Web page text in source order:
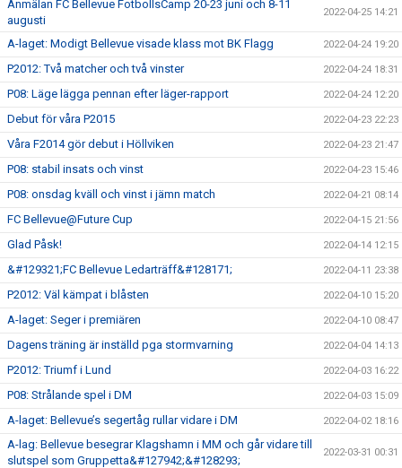
Anmälan FC Bellevue FotbollsCamp 20-23 juni och 8-11
augusti
2022-04-25 14:21
A-laget: Modigt Bellevue visade klass mot BK Flagg 2022-04-24 19:20
P2012: Två matcher och två vinster 2022-04-24 18:31
P08: Läge lägga pennan efter läger-rapport 2022-04-24 12:20
Debut för våra P2015 2022-04-23 22:23
Våra F2014 gör debut i Höllviken 2022-04-23 21:47
P08: stabil insats och vinst 2022-04-23 15:46
P08: onsdag kväll och vinst i jämn match 2022-04-21 08:14
FC Bellevue@Future Cup 2022-04-15 21:56
Glad Påsk! 2022-04-14 12:15
&#129321;FC Bellevue Ledarträff&#128171; 2022-04-11 23:38
P2012: Väl kämpat i blåsten 2022-04-10 15:20
A-laget: Seger i premiären 2022-04-10 08:47
Dagens träning är inställd pga stormvarning 2022-04-04 14:13
P2012: Triumf i Lund 2022-04-03 16:22
P08: Strålande spel i DM 2022-04-03 15:09
A-laget: Bellevue’s segertåg rullar vidare i DM 2022-04-02 18:16
A-lag: Bellevue besegrar Klagshamn i MM och går vidare till
slutspel som Gruppetta&#127942;&#128293;
2022-03-31 00:31